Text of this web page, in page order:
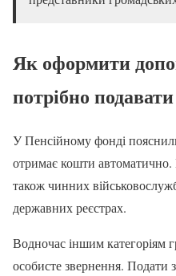
Як оформити
потрібно
У Пенсійному фонді
отримає кошти автоматично.
також чинних
державних реєстрах.
Водночас іншим категоріям
особисте звернення. Подати